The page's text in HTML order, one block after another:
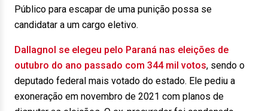
Público para escapar de uma punição possa se
candidatar a um cargo eletivo.
Dallagnol se elegeu pelo Paraná nas eleições de
outubro do ano passado com 344 mil votos, sendo o
deputado federal mais votado do estado. Ele pediu a
exoneração em novembro de 2021 com planos de